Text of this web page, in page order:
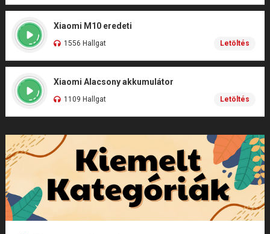
Xiaomi M10 eredeti
1556 Hallgat Letöltés
Xiaomi Alacsony akkumulátor
1109 Hallgat Letöltés